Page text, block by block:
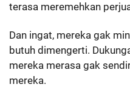
terasa meremehkan
Dan ingat, mereka gak
butuh dimengerti.
mereka merasa gak
mereka.